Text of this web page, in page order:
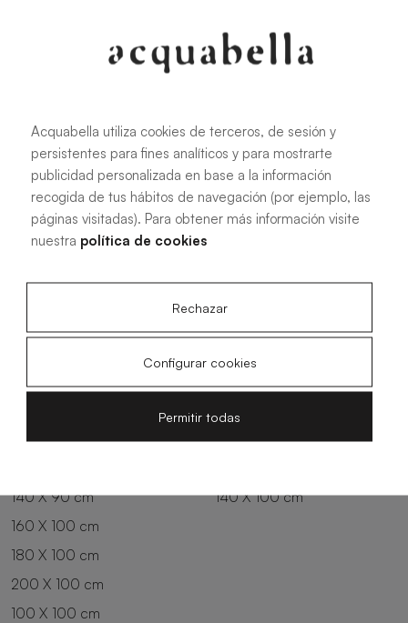
Todas las medidas
100 X 70 cm
100 X 90 cm
140 X 90 cm
180 X 90 cm
200 X 90 cm
140 X 100 cm
160 X 100 cm
180 X 100 cm
200 X 100 cm
100 X 100 cm
Acquabella utiliza cookies de terceros, de sesión y
persistentes para fines analíticos y para mostrarte
publicidad personalizada en base a la información
recogida de tus hábitos de navegación (por ejemplo, las
páginas visitadas). Para obtener más información visite
nuestra política de cookies
Rechazar
Configurar cookies
Permitir todas